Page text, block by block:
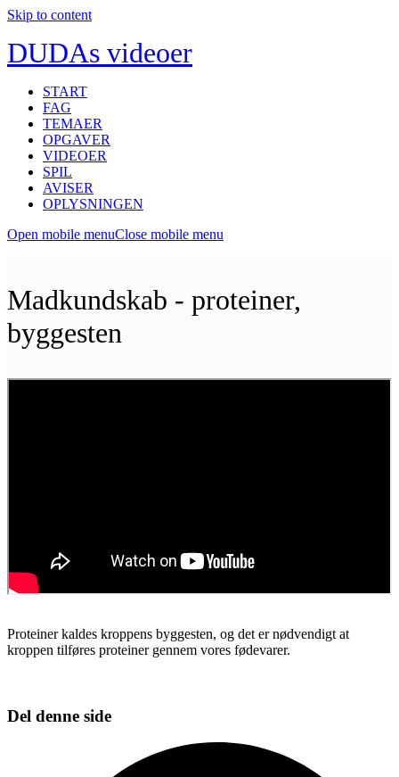
Skip to content
DUDAs videoer
START
FAG
TEMAER
OPGAVER
VIDEOER
SPIL
AVISER
OPLYSNINGEN
Open mobile menuClose mobile menu
Madkundskab - proteiner,
byggesten
Proteiner kaldes kroppens byggesten, og det er nødvendigt at
kroppen tilføres proteiner gennem vores fødevarer.
Del denne side